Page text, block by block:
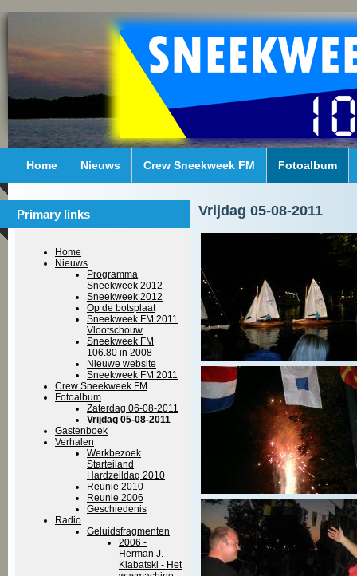
Home Nieuws Crew Sneekweek FM Fotoalbum
Primary links
Home
Nieuws
Programma
Sneekweek 2012
Sneekweek 2012
Op de botsplaat
Sneekweek FM 2011
Vlootschouw
Sneekweek FM
106.80 in 2008
Nieuwe website
Sneekweek FM 2011
Crew Sneekweek FM
Fotoalbum
Zaterdag 06-08-2011
Vrijdag 05-08-2011
Gastenboek
Verhalen
Werkbezoek
Starteiland
Hardzeildag 2010
Reunie 2010
Reunie 2006
Geschiedenis
Radio
Geluidsfragmenten
2006 -
Herman J.
Klabatski - Het
Vrijdag 05-08-2011